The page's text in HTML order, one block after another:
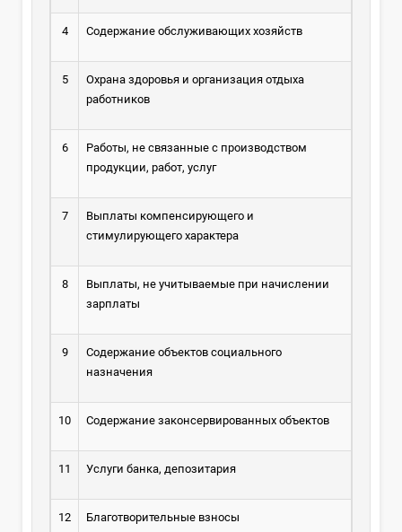
4 Содержание обслуживающих хозяйств
5
Охрана здоровья и организация отдыха
работников
6
Работы, не связанные с производством
продукции, работ, услуг
7
Выплаты компенсирующего и
стимулирующего характера
8
Выплаты, не учитываемые при начислении
зарплаты
9
Содержание объектов социального
назначения
10 Содержание законсервированных объектов
11 Услуги банка, депозитария
12 Благотворительные взносы